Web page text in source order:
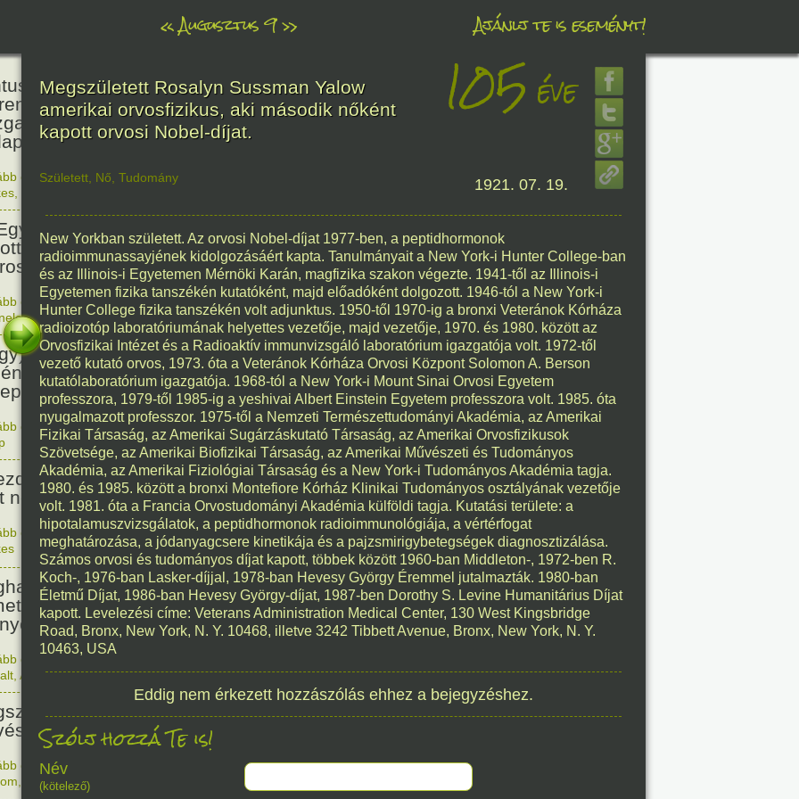
«Augusztus 9» Ajánlj te is eseményt!
János természettudós
és
megnyílt a
Állat- és Növénykert.
160éve
olvasom|Nincs hozzászólás, szólj hozzá!
Államok atombombát
Nagaszakira, három nappal
támadás után.
81éve
olvasom|Nincs hozzászólás, szólj hozzá!
1945. 08. 09.
Szent Izsák, az önálló
egyház megteremtőjének
1676éve
olvasom|Nincs hozzászólás, szólj hozzá!
350. 08. 09.
a pisai torony építése,
nem terveztek ferdére. :)
853éve
olvasom|Nincs hozzászólás, szólj hozzá!
1173. 08. 09.
Hieronymus Bosch
festőművész (A
kertje triptichon).
510éve
olvasom
Nincs hozzászólás, szólj hozzá!
Alkotás 1516. 08. 09.
Dukai Takács Judit,
Malvina költőnő.
231éve
olvasom
Nincs hozzászólás, szólj hozzá!
Magyar,Nő
Megszületett Rosalyn Sussman Yalow
amerikai orvosfizikus, aki második nőként
kapott orvosi Nobel-díjat.
105 éve
Született Nő Tudomány 1921. 07. 19.
New Yorkban született. Az orvosi Nobel-díjat 1977-ben, a peptidhormonok
radioimmunassayjének kidolgozásáért kapta. Tanulmányait a New York-i Hunter College-ban
és az Illinois-i Egyetemen Mérnöki Karán, magfizika szakon végezte. 1941-től az Illinois-i
Egyetemen fizika tanszékén kutatóként, majd előadóként dolgozott. 1946-tól a New York-i
Hunter College fizika tanszékén volt adjunktus. 1950-től 1970-ig a bronxi Veteránok Kórháza
radioizotóp laboratóriumának helyettes vezetője, majd vezetője, 1970. és 1980. között az
Orvosfizikai Intézet és a Radioaktív immunvizsgáló laboratórium igazgatója volt. 1972-től
vezető kutató orvos, 1973. óta a Veteránok Kórháza Orvosi Központ Solomon A. Berson
kutatólaboratórium igazgatója. 1968-tól a New York-i Mount Sinai Orvosi Egyetem
professzora, 1979-től 1985-ig a yeshivai Albert Einstein Egyetem professzora volt. 1985. óta
nyugalmazott professzor. 1975-től a Nemzeti Természettudományi Akadémia, az Amerikai
Fizikai Társaság, az Amerikai Sugárzáskutató Társaság, az Amerikai Orvosfizikusok
Szövetsége, az Amerikai Biofizikai Társaság, az Amerikai Művészeti és Tudományos
Akadémia, az Amerikai Fiziológiai Társaság és a New York-i Tudományos Akadémia tagja.
1980. és 1985. között a bronxi Montefiore Kórház Klinikai Tudományos osztályának vezetője
volt. 1981. óta a Francia Orvostudományi Akadémia külföldi tagja. Kutatási területe: a
hipotalamuszvizsgálatok, a peptidhormonok radioimmunológiája, a vértérfogat
meghatározása, a jódanyagcsere kinetikája és a pajzsmirigybetegségek diagnosztizálása.
Számos orvosi és tudományos díjat kapott, többek között 1960-ban Middleton-, 1972-ben R.
Koch-, 1976-ban Lasker-díjjal, 1978-ban Hevesy György Éremmel jutalmazták. 1980-ban
Életmű Díjat, 1986-ban Hevesy György-díjat, 1987-ben Dorothy S. Levine Humanitárius Díjat
kapott. Levelezési címe: Veterans Administration Medical Center, 130 West Kingsbridge
Road, Bronx, New York, N. Y. 10468, illetve 3242 Tibbett Avenue, Bronx, New York, N. Y.
10463, USA
Eddig nem érkezett hozzászólás ehhez a bejegyzéshez.
Szólj hozzá Te is!
Név
(kötelező)